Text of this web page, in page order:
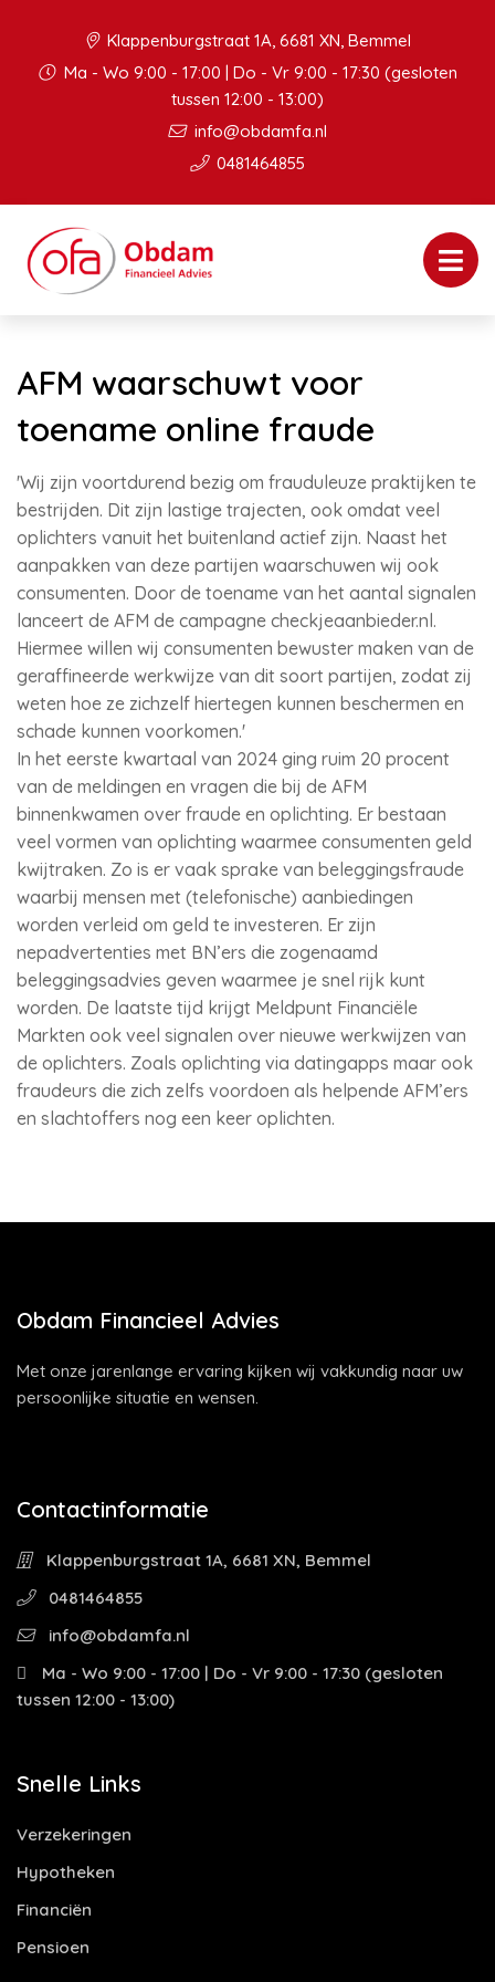
Klappenburgstraat 1A, 6681 XN, Bemmel
Ma - Wo 9:00 - 17:00 | Do - Vr 9:00 - 17:30 (gesloten
tussen 12:00 - 13:00)
info@obdamfa.nl
0481464855
AFM waarschuwt voor
toename online fraude
'Wij zijn voortdurend bezig om frauduleuze praktijken te
bestrijden. Dit zijn lastige trajecten, ook omdat veel
oplichters vanuit het buitenland actief zijn. Naast het
aanpakken van deze partijen waarschuwen wij ook
consumenten. Door de toename van het aantal signalen
lanceert de AFM de campagne checkjeaanbieder.nl.
Hiermee willen wij consumenten bewuster maken van de
geraffineerde werkwijze van dit soort partijen, zodat zij
weten hoe ze zichzelf hiertegen kunnen beschermen en
schade kunnen voorkomen.'
In het eerste kwartaal van 2024 ging ruim 20 procent
van de meldingen en vragen die bij de AFM
binnenkwamen over fraude en oplichting. Er bestaan
veel vormen van oplichting waarmee consumenten geld
kwijtraken. Zo is er vaak sprake van beleggingsfraude
waarbij mensen met (telefonische) aanbiedingen
worden verleid om geld te investeren. Er zijn
nepadvertenties met BN’ers die zogenaamd
beleggingsadvies geven waarmee je snel rijk kunt
worden. De laatste tijd krijgt Meldpunt Financiële
Markten ook veel signalen over nieuwe werkwijzen van
de oplichters. Zoals oplichting via datingapps maar ook
fraudeurs die zich zelfs voordoen als helpende AFM’ers
en slachtoffers nog een keer oplichten.
Obdam Financieel Advies
Met onze jarenlange ervaring kijken wij vakkundig naar uw
persoonlijke situatie en wensen.
Contactinformatie
Klappenburgstraat 1A, 6681 XN, Bemmel
0481464855
info@obdamfa.nl
Ma - Wo 9:00 - 17:00 | Do - Vr 9:00 - 17:30 (gesloten
tussen 12:00 - 13:00)
Snelle Links
Verzekeringen
Hypotheken
Financiën
Pensioen